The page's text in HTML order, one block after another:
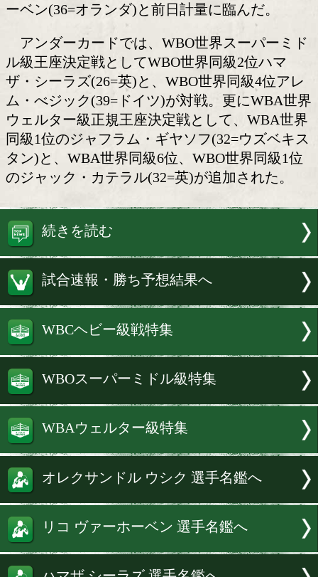
WBAスーパー・WBC・IBF世界ヘビ
オレサンドル・ウシク(39=ウクライナ)
ボクサーのレジェンドと、WBC王座の
た世界戦を決行する。日本時間の24日
トのギザで、キックボクサーのリコ・
ーベン(36=オランダ)と前日計量に臨ん
アンダーカードでは、WBO世界スー
ル級王座決定戦としてWBO世界同級2位
ザ・シーラズ(26=英)と、WBO世界同級
ム・べジック(39=ドイツ)が対戦。更に
ウェルター級正規王座決定戦として、
同級1位のジャフラム・ギヤソフ(32=ウ
タン)と、WBA世界同級6位、WBO世界
のジャック・カテラル(32=英)が追加さ
試合速報・勝ち予想結果へ
WBCヘビー級戦特集